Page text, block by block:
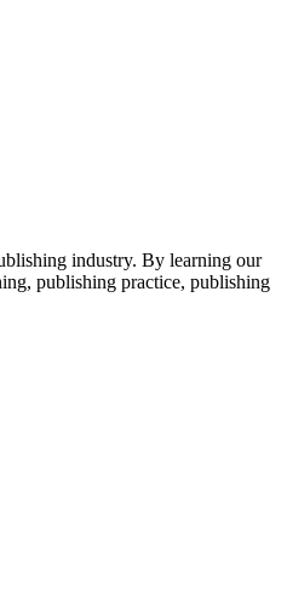
industry. By learning our
publishing practice, publishing